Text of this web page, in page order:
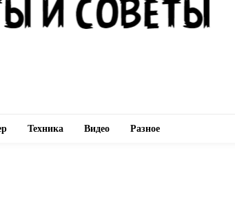
Техника Видео Разное